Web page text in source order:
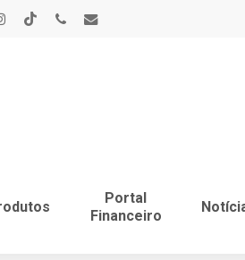
instagram
tiktok
Portal
Financeiro